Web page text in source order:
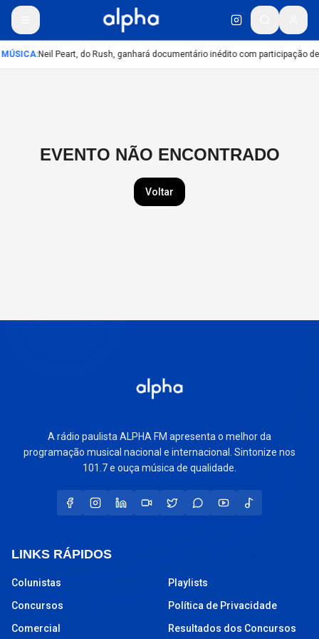
MÚSICA:Neil Peart, do Rush, ganhará documentário inédito com participação
EVENTO NÃO ENCONTRADO
Voltar
A rádio paulista ALPHA FM apresenta o melhor da
programação musical nacional e internacional. Sintonize nos
101.7 e ouça música de qualidade.
LINKS RÁPIDOS
Colunistas
Concursos
Comercial
Playlists
Política de Privacidade
Resultados dos Concursos